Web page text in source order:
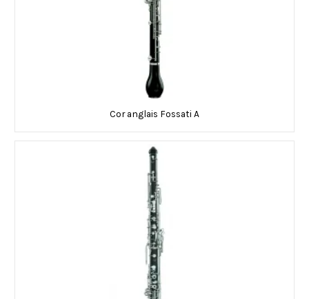
Cor anglais Fossati A